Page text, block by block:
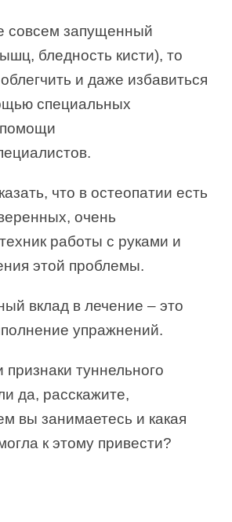
совсем запущенный
бледность кисти), то
и даже избавиться
специальных
что в остеопатии есть
очень
работы с руками и
этой проблемы.
вклад в лечение – это
упражнений.
туннельного
да, расскажите,
вы занимаетесь и какая
к этому привести?